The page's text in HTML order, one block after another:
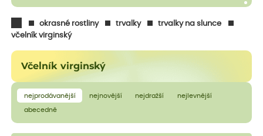
okrasné rostliny trvalky
trvalky na slunce
včelník virginský
Včelník virginský
nejprodávanější nejnovější nejdražší nejlevnější
abecedně